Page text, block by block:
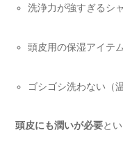
洗浄力が強すぎるシ
頭皮用の保湿アイテ
ゴシゴシ洗わない（
頭皮にも潤いが必要と